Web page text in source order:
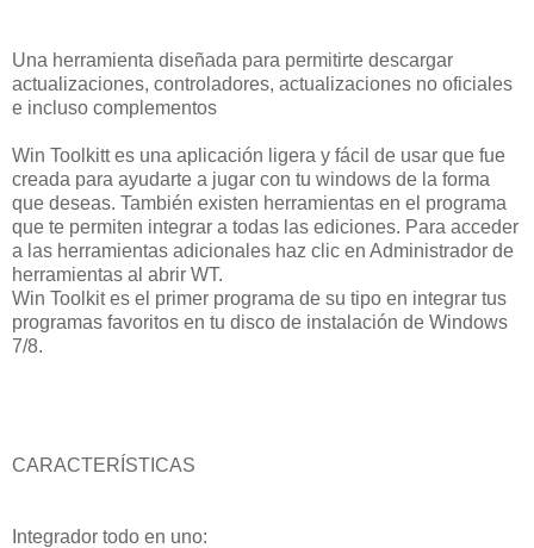
Una herramienta diseñada para permitirte descargar
actualizaciones, controladores, actualizaciones no oficiales
e incluso complementos
Win Toolkitt es una aplicación ligera y fácil de usar que fue
creada para ayudarte a jugar con tu windows de la forma
que deseas. También existen herramientas en el programa
que te permiten integrar a todas las ediciones. Para acceder
a las herramientas adicionales haz clic en Administrador de
herramientas al abrir WT.
Win Toolkit es el primer programa de su tipo en integrar tus
programas favoritos en tu disco de instalación de Windows
7/8.
CARACTERÍSTICAS
Integrador todo en uno: